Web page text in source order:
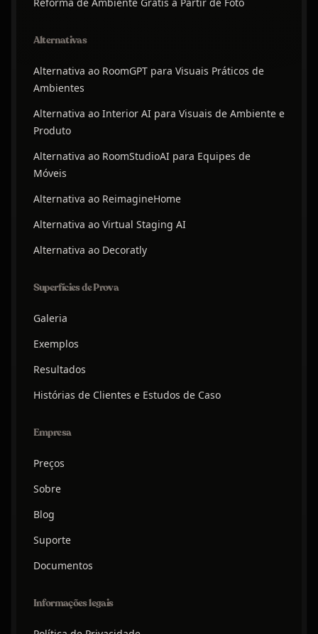
Alternativas
Alternativa ao RoomGPT para Visuais Práticos de
Ambientes
Alternativa ao Interior AI para Visuais de Ambiente e
Produto
Alternativa ao RoomStudioAI para Equipes de
Móveis
Alternativa ao ReimagineHome
Alternativa ao Virtual Staging AI
Alternativa ao Decoratly
Superfícies de Prova
Galeria
Exemplos
Resultados
Histórias de Clientes e Estudos de Caso
Empresa
Preços
Sobre
Blog
Suporte
Documentos
Informações legais